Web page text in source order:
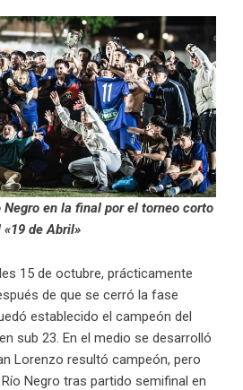
Negro en la final por el torneo corto
de Abril»
15 de octubre, prácticamente
de que se cerró la fase
establecido el campeón del
sub 23. En el medio se desarrolló
Lorenzo resultó campeón, pero
Negro tras partido semifinal en